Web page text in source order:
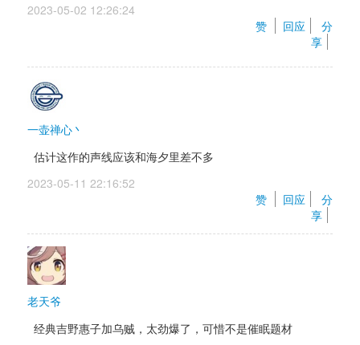
2023-05-02 12:26:24
赞
回应
分
享
一壶禅心丶
估计这作的声线应该和海夕里差不多
2023-05-11 22:16:52
赞
回应
分
享
老天爷
经典吉野惠子加乌贼，太劲爆了，可惜不是催眠题材